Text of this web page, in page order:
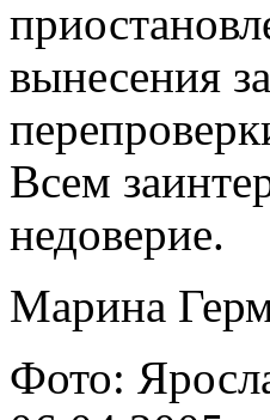
вынесения
Всем
недоверие.
Марина
Фото: